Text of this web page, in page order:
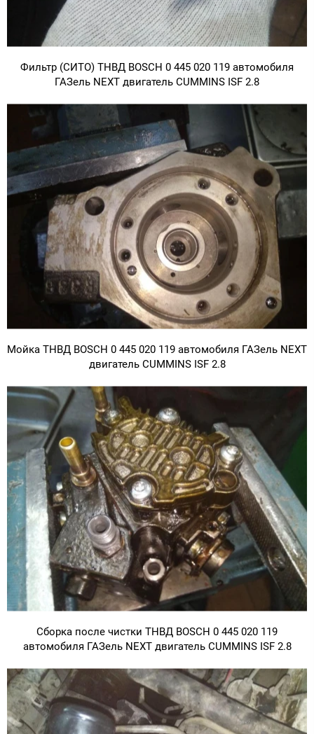
Фильтр (СИТО) ТНВД BOSCH 0 445 020 119 автомобиля
ГАЗель NEXT двигатель CUMMINS ISF 2.8
Мойка ТНВД BOSCH 0 445 020 119 автомобиля ГАЗель NEXT
двигатель CUMMINS ISF 2.8
Сборка после чистки ТНВД BOSCH 0 445 020 119
автомобиля ГАЗель NEXT двигатель CUMMINS ISF 2.8